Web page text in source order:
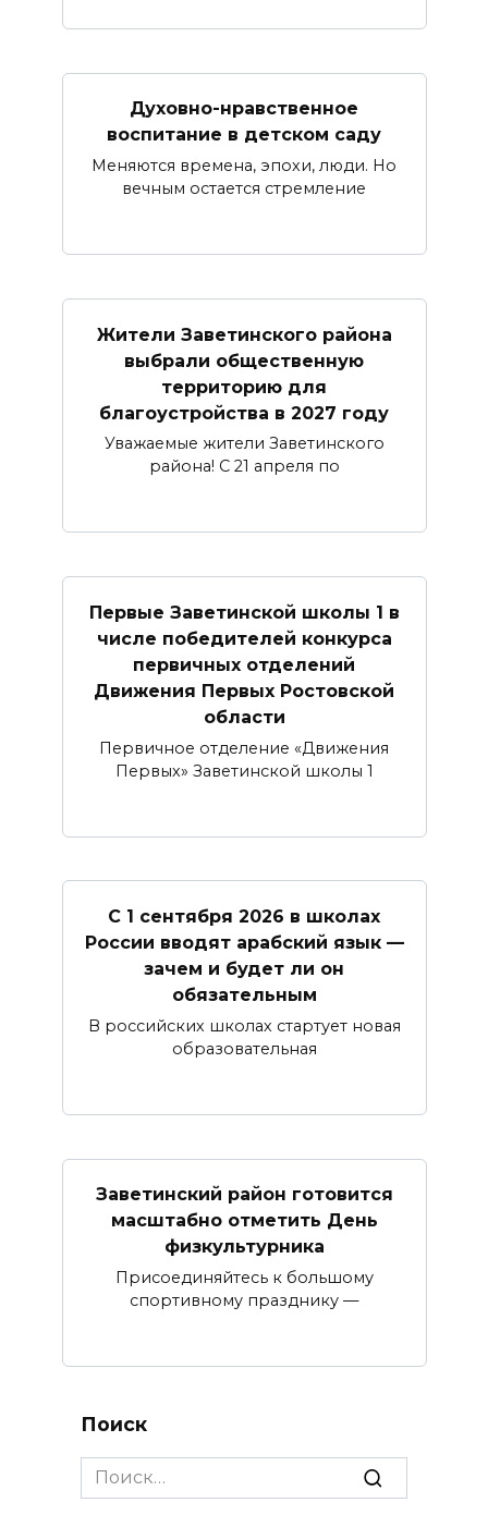
Духовно-нравственное
воспитание в детском саду
Меняются времена, эпохи, люди. Но
вечным остается стремление
Жители Заветинского района
выбрали общественную
территорию для
благоустройства в 2027 году
Уважаемые жители Заветинского
района! С 21 апреля по
Первые Заветинской школы 1 в
числе победителей конкурса
первичных отделений
Движения Первых Ростовской
области
Первичное отделение «Движения
Первых» Заветинской школы 1
С 1 сентября 2026 в школах
России вводят арабский язык —
зачем и будет ли он
обязательным
В российских школах стартует новая
образовательная
Заветинский район готовится
масштабно отметить День
физкультурника
Присоединяйтесь к большому
спортивному празднику —
Поиск
Search
for: